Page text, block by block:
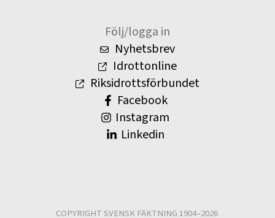
Följ/logga in
Nyhetsbrev
Idrottonline
Riksidrottsförbundet
Facebook
Instagram
Linkedin
COPYRIGHT SVENSK FÄKTNING 1904–2026